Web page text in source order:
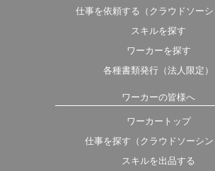
仕事を依頼する（クラウドソーシ
スキルを探す
ワーカーを探す
各種書類発行（法人限定）
ワーカーの皆様へ
ワーカートップ
仕事を探す（クラウドソーシン
スキルを出品する